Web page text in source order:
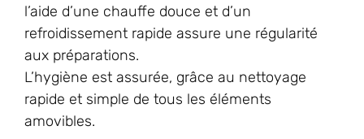
l’aide d’une chauffe douce et d’un
refroidissement rapide assure une régularité
aux préparations.
L’hygiène est assurée, grâce au nettoyage
rapide et simple de tous les éléments
amovibles.